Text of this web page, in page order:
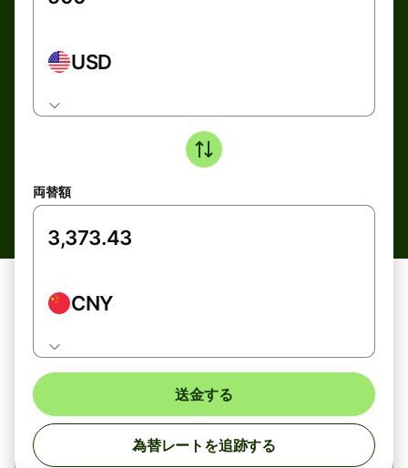
USD
両替額
CNY
送金する
為替レートを追跡する